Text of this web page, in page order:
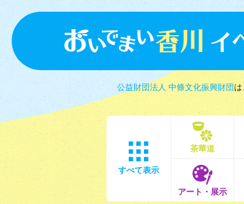
公益財団法人 中條文化振興財団
すべて表示
茶華道
アート・展示